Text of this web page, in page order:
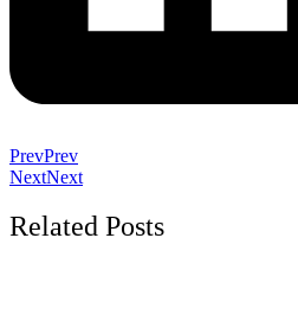
PrevPrev
NextNext
Related Posts